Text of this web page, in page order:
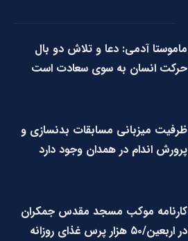
ماموستا آدمی: دعا و تلاش دو بال
حرکت انسان به سوی سعادت است
ظرفیت میزبانی مسابقات بدنسازی و
پرورش اندام در همدان وجود دارد
کارنامه موکب مسجد مقدس جمکران
در اربعین/۵۰ هزار پرس غذای روزانه